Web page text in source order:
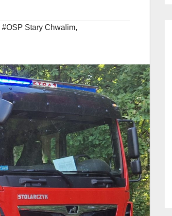
#OSP Stary Chwalim,